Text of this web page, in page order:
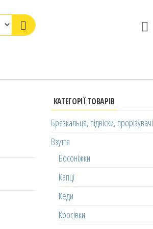
КАТЕГОРІЇ ТОВАРІВ
Брязкальця, підвіски, прорізувачі
Взуття
Босоніжки
Капці
Кеди
Кросівки